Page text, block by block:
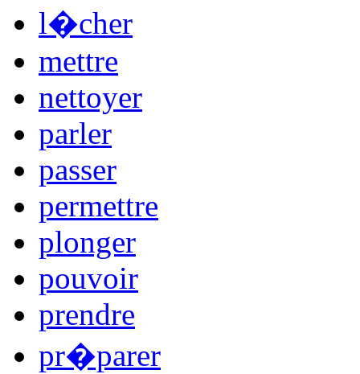
l�cher
mettre
nettoyer
parler
passer
permettre
plonger
pouvoir
prendre
pr�parer